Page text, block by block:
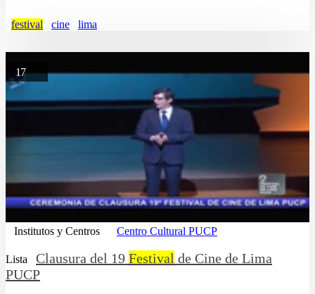
festival cine lima
17
Institutos y Centros Centro Cultural PUCP
Lista Clausura del 19 Festival de Cine de Lima
PUCP